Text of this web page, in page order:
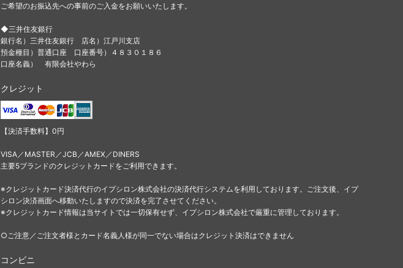
ご希望のお振込先への事前のご入金をお願いいたします。
◆三井住友銀行
銀行名）三井住友銀行 店名）江戸川支店
預金種目）普通口座 口座番号）４８３０１８６
口座名義） 有限会社やわら
クレジット
【決済手数料】0円
VISA／MASTER／JCB／AMEX／DINERS
主要5ブランドのクレジットカードをご利用できます。
※クレジットカード決済代行のイプシロン株式会社の決済代行システムを利用しております。ご注文後、イプ
シロン決済画面へ移動いたしますので決済を完了させてください。
※クレジットカード情報は当サイトでは一切保有せず、イプシロン株式会社で厳重に管理しております。
○ご注意／ご注文者様とカード名義人様が同一でない場合はクレジット決済はできません
コンビニ